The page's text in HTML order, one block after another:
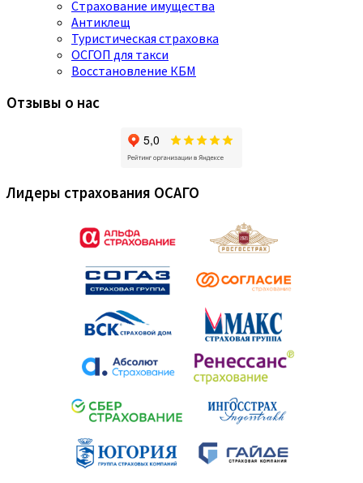
Страхование имущества
Антиклещ
Туристическая страховка
ОСГОП для такси
Восстановление КБМ
Отзывы о нас
Лидеры страхования ОСАГО